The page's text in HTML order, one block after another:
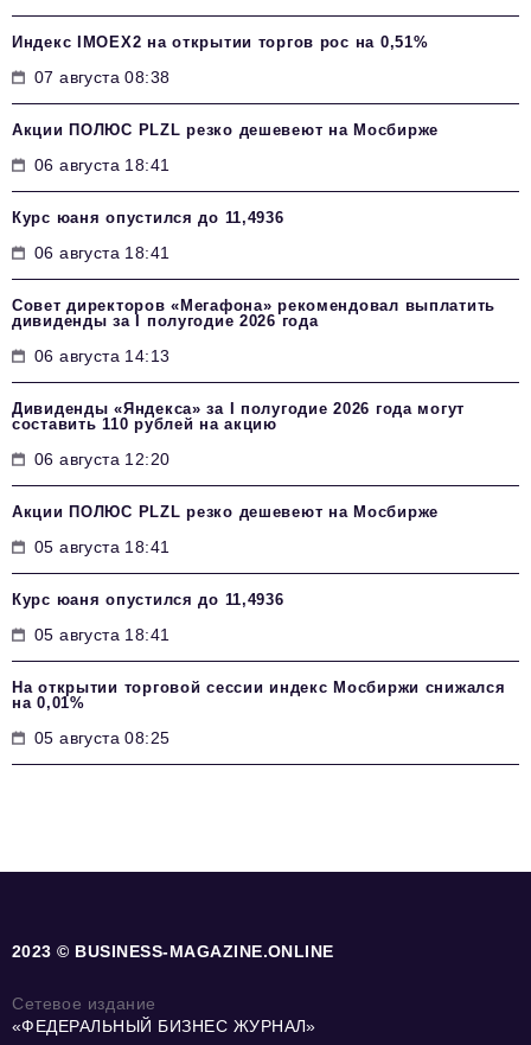
Индекс IMOEX2 на открытии торгов рос на 0,51%
07 августа 08:38
Акции ПОЛЮС PLZL резко дешевеют на Мосбирже
06 августа 18:41
Курс юаня опустился до 11,4936
06 августа 18:41
Совет директоров «Мегафона» рекомендовал выплатить
дивиденды за I полугодие 2026 года
06 августа 14:13
Дивиденды «Яндекса» за I полугодие 2026 года могут
составить 110 рублей на акцию
06 августа 12:20
Акции ПОЛЮС PLZL резко дешевеют на Мосбирже
05 августа 18:41
Курс юаня опустился до 11,4936
05 августа 18:41
На открытии торговой сессии индекс Мосбиржи снижался
на 0,01%
05 августа 08:25
2023 © BUSINESS-MAGAZINE.ONLINE
Сетевое издание
«ФЕДЕРАЛЬНЫЙ БИЗНЕС ЖУРНАЛ»